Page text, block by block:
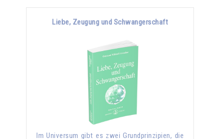
Liebe, Zeugung und Schwangerschaft
Im Universum gibt es zwei Grundprinzipien, die